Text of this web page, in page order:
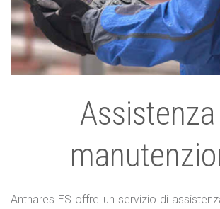
Anthares ES offre un servizio di